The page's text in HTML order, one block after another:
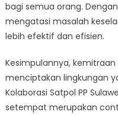
bagi semua orang.
mengatasi masalah
lebih efektif dan efisien.
Kesimpulannya,
menciptakan lingkungan
Kolaborasi Satpol PP
setempat merupakan